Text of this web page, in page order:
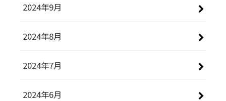
2024年9月
2024年8月
2024年7月
2024年6月